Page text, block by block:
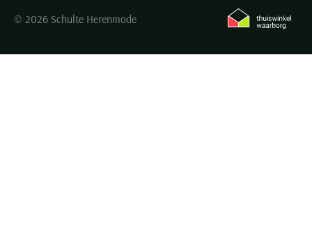
© 2026 Schulte Herenmode